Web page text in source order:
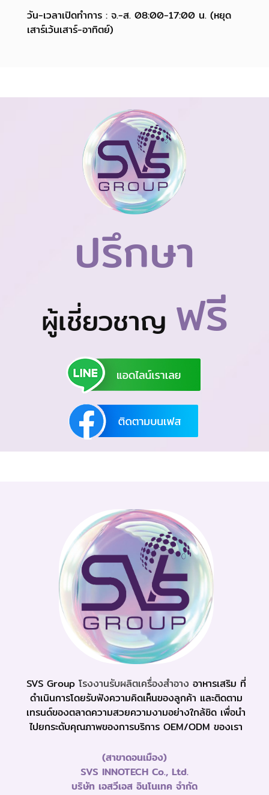
วัน-เวลาเปิดทำการ : จ.-ส. 08:00-17:00 น. (หยุด
เสาร์เว้นเสาร์-อาทิตย์)
ปรึกษา
ผู้เชี่ยวชาญ ฟรี
SVS Group โรงงานรับผลิตเครื่องสำอาง อาหารเสริม ที่
ดำเนินการโดยรับฟังความคิดเห็นของลูกค้า และติดตาม
เทรนด์ของตลาดความสวยความงามอย่างใกล้ชิด เพื่อนำ
ไปยกระดับคุณภาพของการบริการ OEM/ODM ของเรา
(สาขาดอนเมือง)
SVS INNOTECH Co., Ltd.
บริษัท เอสวีเอส อินโนเทค จำกัด